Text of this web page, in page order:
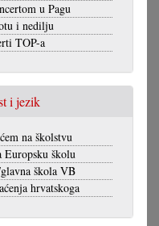
u Pagu
i nedilju
TOP-a
i jezik
na školstvu
Europsku školu
škola VB
hrvatskoga